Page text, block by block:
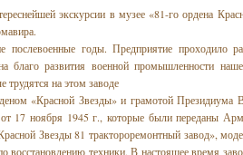
экскурсии в музее «81-го ордена
послевоенные годы. Предприятие проходило
благо развития военной промышленности
трудятся на этом заводе
«Красной Звезды» и грамотой Президиума
17 ноября 1945 г., которые были переданы
Звезды 81 трактороремонтный завод»,
техники. В настоящее время